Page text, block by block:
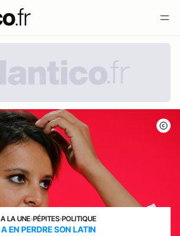
A LA UNE›PÉPITES›POLITIQUE
A EN PERDRE SON LATIN